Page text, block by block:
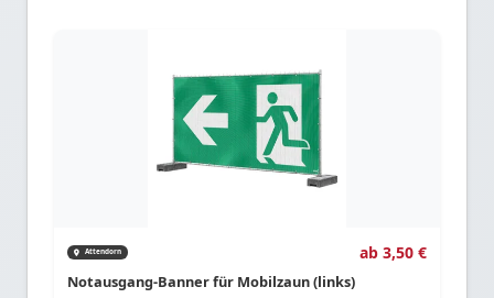
Attendorn ab 3,50 €
Notausgang-Banner für Mobilzaun (links)